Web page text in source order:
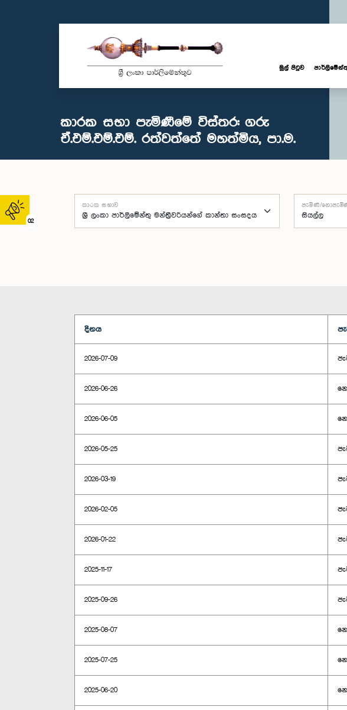
02
මුල් පිටුව
කාරක සභා පැමිණීමේ විස්තර: ගරු
ඒ.එම්.එම්.එම්. රත්වත්තේ මහත්මිය, පා.ම.
කාරක සභාව පැමිණි/
දිනය
2026-07-09
2026-06-26
2026-06-05
2026-05-25
2026-03-19
2026-02-05
2026-01-22
2025-11-17
2025-09-26
2025-08-07
2025-07-25
2025-06-20